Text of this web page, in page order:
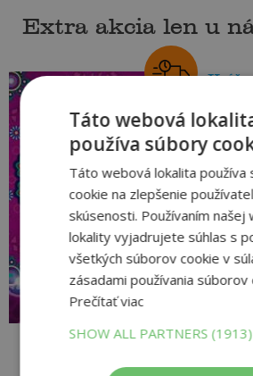
Extra akcia len u
6
4,95€
autor
Na
Je
Určitá
Ako sa
Táto webová
používa súbory
Táto webová lokalita používa
cookie na zlepšenie
skúsenosti. Používaním našej
lokality vyjadrujete súhlas s
všetkých súborov cookie v
zásadami používania súborov
Prečítať viac
SHOW ALL PARTNERS